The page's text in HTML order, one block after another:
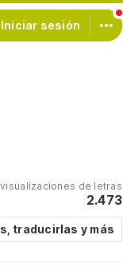
Iniciar sesión
visualizaciones de letras
2.473
traducirlas y más